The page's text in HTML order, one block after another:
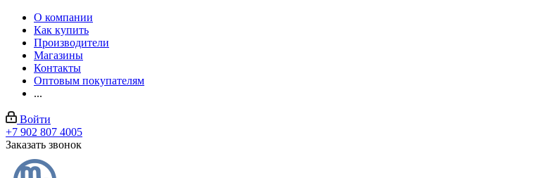
О компании
Как купить
Производители
Магазины
Контакты
Оптовым покупателям
...
Войти
+7 902 807 4005
Заказать звонок